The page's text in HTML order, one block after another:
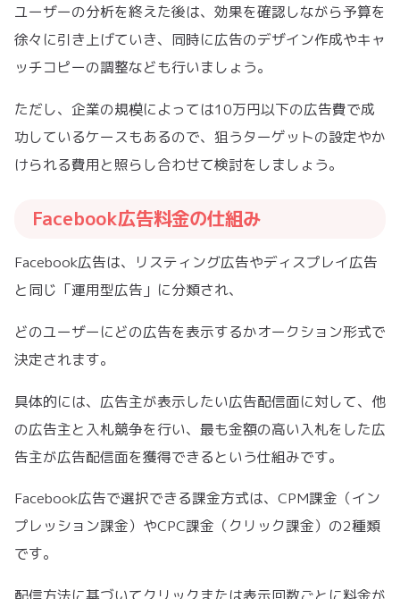
ユーザーの分析を終えた後は、効果を確認しながら予算を
徐々に引き上げていき、同時に広告のデザイン作成やキャ
ッチコピーの調整なども行いましょう。
ただし、企業の規模によっては10万円以下の広告費で成
功しているケースもあるので、狙うターゲットの設定やか
けられる費用と照らし合わせて検討をしましょう。
Facebook広告料金の仕組み
Facebook広告は、リスティング広告やディスプレイ広告
と同じ「運用型広告」に分類され、
どのユーザーにどの広告を表示するかオークション形式で
決定されます。
具体的には、広告主が表示したい広告配信面に対して、他
の広告主と入札競争を行い、最も金額の高い入札をした広
告主が広告配信面を獲得できるという仕組みです。
Facebook広告で選択できる課金方式は、CPM課金（イン
プレッション課金）やCPC課金（クリック課金）の2種類
です。